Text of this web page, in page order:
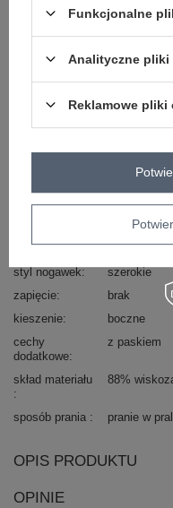
ITALY
casual
materiał
wiskoza
pasie
styl nogawek
szerokie
zapięcie
brak
kieszenie
boczne
cechy
dodatkowe
z paskiem
skład materiału 88%
sposób prania pranie w
OPIS PRODUKTU
OPINIE
Funkcjonalne
Analityczne pliki
Reklamowe pliki